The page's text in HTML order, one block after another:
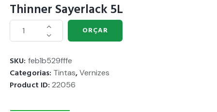
Thinner Sayerlack 5L
ORÇAR
SKU: feb1b529fffe
Categorias: Tintas,Vernizes
Product ID:22056